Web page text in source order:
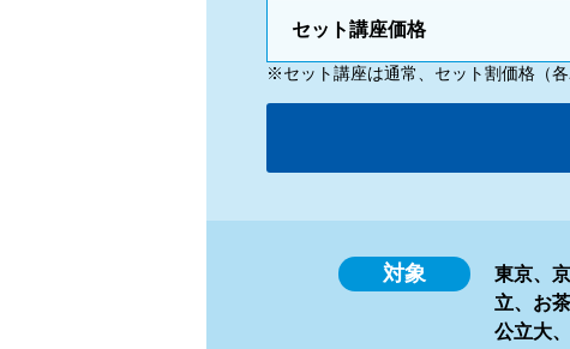
セット講座価格
※セット講座は通常、セット割価格（
対象
東京、
立、お
公立大